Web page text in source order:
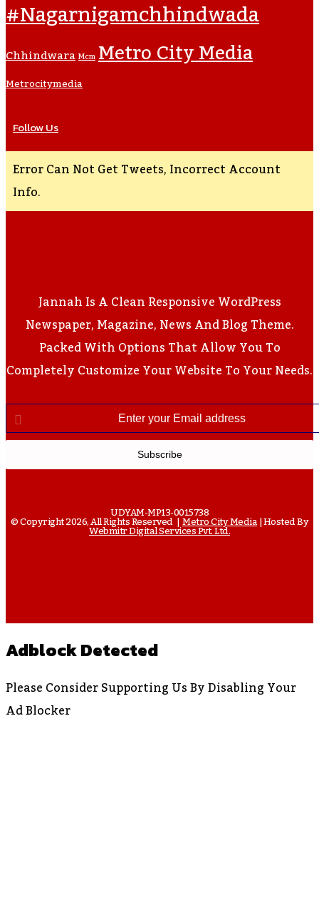
#nagarnigamchhindwada
ChhindwaraMcmMetro City Media
Metrocitymedia
Follow Us
Error Can Not Get Tweets, Incorrect Account
Info.
Jannah Is A Clean Responsive WordPress
Newspaper, Magazine, News And Blog Theme.
Packed With Options That Allow You To
Completely Customize Your Website To Your Needs.
Enter
Your
UDYAM-MP13-0015738
© Copyright 2026, All Rights Reserved |Metro City Media| Hosted By
Webmitr Digital Services Pvt. Ltd.
Adblock Detected
Please Consider Supporting Us By Disabling Your
Ad Blocker